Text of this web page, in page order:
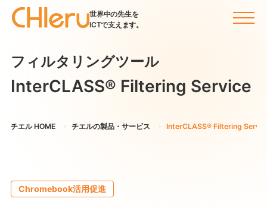
世界中の先生を
ICTで支えます。
フィルタリングツール
InterCLASS®︎ Filtering Service
チエル HOME チエルの製品・サービス InterCLASS®︎ Filtering
Chromebook活用促進